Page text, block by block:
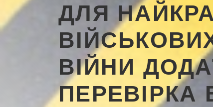
ДЛЯ
ВІЙНИ